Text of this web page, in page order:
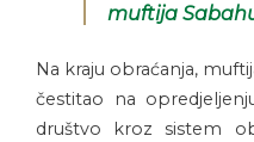
muftija
Na kraju obraćanja,
čestitao na
društvo kroz sistem